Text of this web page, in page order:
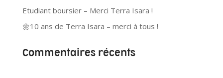
Etudiant boursier – Merci Terra Isara !
🌼10 ans de Terra Isara – merci à tous !
Commentaires récents